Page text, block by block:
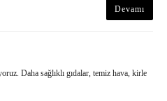
Devamı
Daha sağlıklı gıdalar, temiz hava, kirle